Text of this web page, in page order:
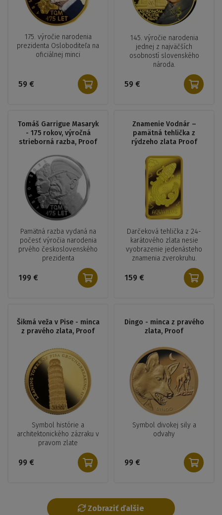
175. výročie narodenia
prezidenta Osloboditeľa na
oficiálnej minci
59 €
145. výročie narodenia
jednej z najväčších
osobností slovenského
národa.
59 €
Tomáš Garrigue Masaryk
- 175 rokov, výročná
strieborná razba, Proof
Pamätná razba vydaná na
počesť výročia narodenia
prvého československého
prezidenta
199 €
Znamenie Vodnár –
pamätná tehlička z
rýdzeho zlata Proof
Darčeková tehlička z 24-
karátového zlata nesie
vyobrazenie jedenásteho
znamenia zverokruhu.
159 €
Šikmá veža v Pise - minca
z pravého zlata, Proof
Symbol histórie a
architektonického zázraku v
pravom zlate
99 €
Dingo - minca z pravého
zlata, Proof
Symbol divokej sily a
odvahy
99 €
Zobraziť ďalšie